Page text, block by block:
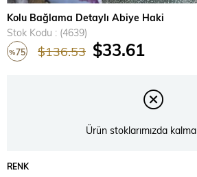
Kolu Bağlama Detaylı Abiye Haki
Stok Kodu
(4639)
%75 $136.53 $33.61
Ürün stoklarımızda
RENK